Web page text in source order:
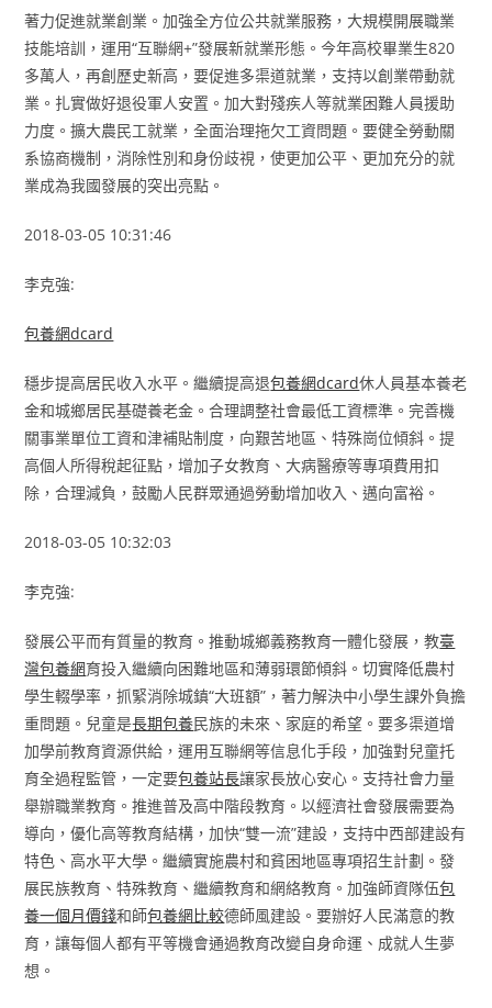
著力促進就業創業。加強全方位公共就業服務，大規模開展職業
技能培訓，運用“互聯網+”發展新就業形態。今年高校畢業生820
多萬人，再創歷史新高，要促進多渠道就業，支持以創業帶動就
業。扎實做好退役軍人安置。加大對殘疾人等就業困難人員援助
力度。擴大農民工就業，全面治理拖欠工資問題。要健全勞動關
系協商機制，消除性別和身份歧視，使更加公平、更加充分的就
業成為我國發展的突出亮點。
2018-03-05 10:31:46
李克強:
包養網dcard
穩步提高居民收入水平。繼續提高退包養網dcard休人員基本養老
金和城鄉居民基礎養老金。合理調整社會最低工資標準。完善機
關事業單位工資和津補貼制度，向艱苦地區、特殊崗位傾斜。提
高個人所得稅起征點，增加子女教育、大病醫療等專項費用扣
除，合理減負，鼓勵人民群眾通過勞動增加收入、邁向富裕。
2018-03-05 10:32:03
李克強:
發展公平而有質量的教育。推動城鄉義務教育一體化發展，教臺
灣包養網育投入繼續向困難地區和薄弱環節傾斜。切實降低農村
學生輟學率，抓緊消除城鎮“大班額”，著力解決中小學生課外負擔
重問題。兒童是長期包養民族的未來、家庭的希望。要多渠道增
加學前教育資源供給，運用互聯網等信息化手段，加強對兒童托
育全過程監管，一定要包養站長讓家長放心安心。支持社會力量
舉辦職業教育。推進普及高中階段教育。以經濟社會發展需要為
導向，優化高等教育結構，加快“雙一流”建設，支持中西部建設有
特色、高水平大學。繼續實施農村和貧困地區專項招生計劃。發
展民族教育、特殊教育、繼續教育和網絡教育。加強師資隊伍包
養一個月價錢和師包養網比較德師風建設。要辦好人民滿意的教
育，讓每個人都有平等機會通過教育改變自身命運、成就人生夢
想。